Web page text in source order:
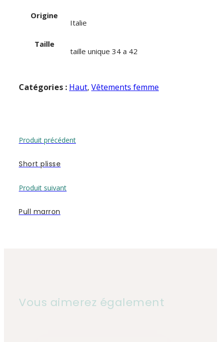
Origine
Italie
Taille
taille unique 34 a 42
Catégories : Haut, Vêtements femme
Produit précédent
Short plisse
Produit suivant
Pull marron
Vous aimerez également